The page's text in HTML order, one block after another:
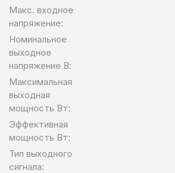
Макс. входное
напряжение:
Номинальное
выходное
напряжение В:
Максимальная
выходная
мощность Вт:
Эффективная
мощность Вт:
Тип выходного
сигнала: